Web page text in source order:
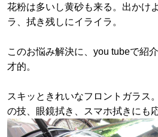
花粉は多いし黄砂も来る。出かけ
ラ、拭き残しにイライラ。
このお悩み解決に、you tubeで紹
才的。
スキッときれいなフロントガラス
の技、眼鏡拭き、スマホ拭きにも